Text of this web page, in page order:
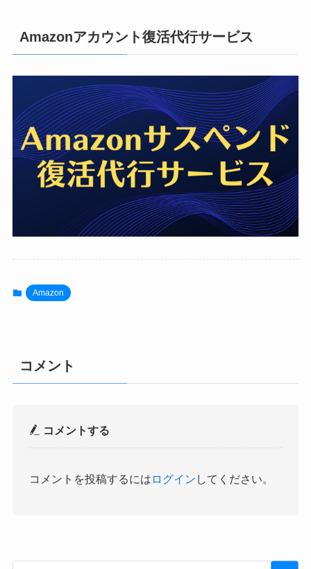
Amazonアカウント復活代行サービス
Amazon
コメント
コメントする
コメントを投稿するには ログイン してください。